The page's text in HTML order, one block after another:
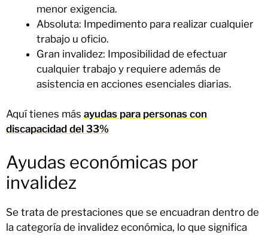
menor exigencia.
Absoluta: Impedimento para realizar cualquier
trabajo u oficio.
Gran invalidez: Imposibilidad de efectuar
cualquier trabajo y requiere además de
asistencia en acciones esenciales diarias.
Aquí tienes más ayudas para personas con
discapacidad del 33%
Ayudas económicas por
invalidez
Se trata de prestaciones que se encuadran dentro de
la categoría de invalidez económica, lo que significa